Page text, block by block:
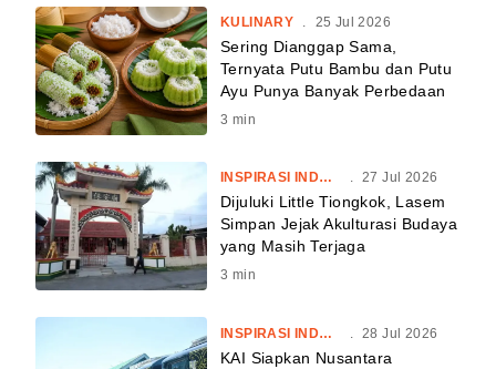
KULINARY . 25 Jul 2026
Sering Dianggap Sama,
Ternyata Putu Bambu dan Putu
Ayu Punya Banyak Perbedaan
3 min
INSPIRASI INDONESIA . 27 Jul 2026
Dijuluki Little Tiongkok, Lasem
Simpan Jejak Akulturasi Budaya
yang Masih Terjaga
3 min
INSPIRASI INDONESIA 28 Jul 2026
KAI Siapkan Nusantara